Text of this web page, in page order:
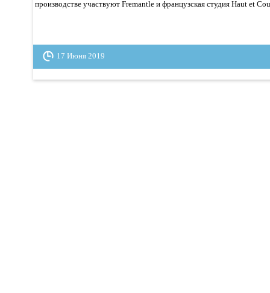
производстве участвуют Fremantle и французская студия Haut et
17 Июня 2019